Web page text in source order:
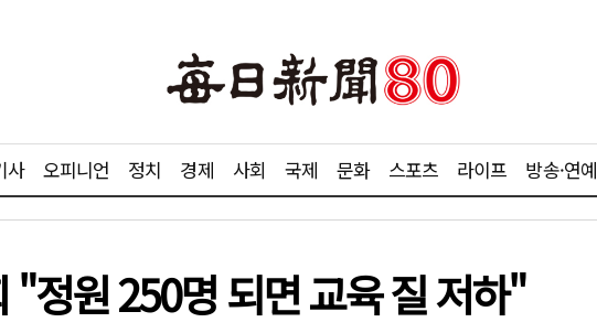
사 오피니언 정치 경제 사회 국제 문화 스포츠 라이프 방송·연예
"정원 250명 되면 교육 질 저하"